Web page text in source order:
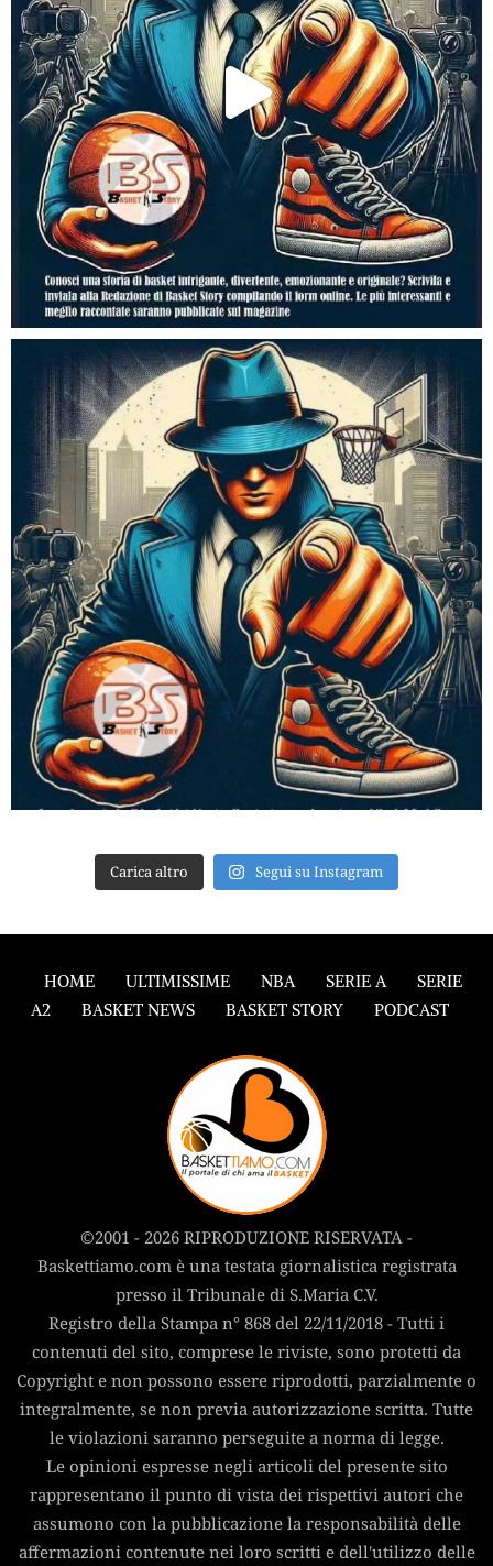
Carica altro Segui su Instagram
HOME ULTIMISSIME NBA SERIE A
SERIE
A2
BASKET NEWS BASKET STORY PODCAST
©2001 - 2026 RIPRODUZIONE RISERVATA -
Baskettiamo.com è una testata giornalistica registrata
presso il Tribunale di S.Maria C.V.
Registro della Stampa n° 868 del 22/11/2018 - Tutti i
contenuti del sito, comprese le riviste, sono protetti da
Copyright e non possono essere riprodotti, parzialmente o
integralmente, se non previa autorizzazione scritta. Tutte
le violazioni saranno perseguite a norma di legge.
Le opinioni espresse negli articoli del presente sito
rappresentano il punto di vista dei rispettivi autori che
assumono con la pubblicazione la responsabilità delle
affermazioni contenute nei loro scritti e dell'utilizzo delle